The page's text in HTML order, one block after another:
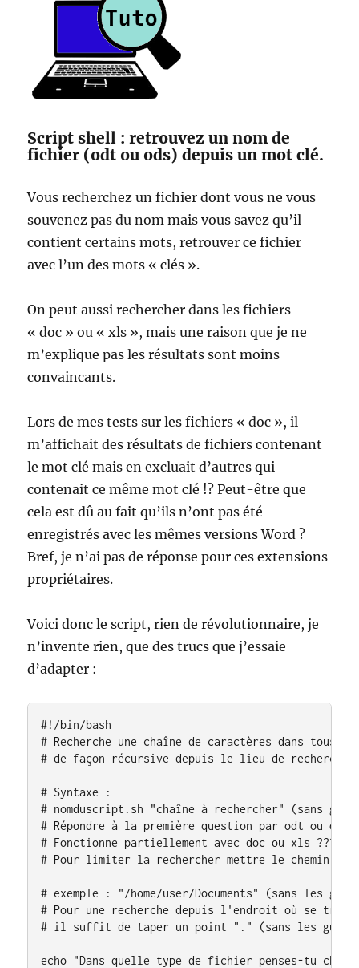
Script shell : retrouvez un nom de
fichier (odt ou ods) depuis un mot clé.
Vous recherchez un fichier dont vous ne vous
souvenez pas du nom mais vous savez qu’il
contient certains mots, retrouver ce fichier
avec l’un des mots « clés ».
On peut aussi rechercher dans les fichiers
« doc » ou « xls », mais une raison que je ne
m’explique pas les résultats sont moins
convaincants.
Lors de mes tests sur les fichiers « doc », il
m’affichait des résultats de fichiers contenant
le mot clé mais en excluait d’autres qui
contenait ce même mot clé !? Peut-être que
cela est dû au fait qu’ils n’ont pas été
enregistrés avec les mêmes versions Word ?
Bref, je n’ai pas de réponse pour ces extensions
propriétaires.
Voici donc le script, rien de révolutionnaire, je
n’invente rien, que des trucs que j’essaie
d’adapter :
#!/bin/bash
# Recherche une chaîne de caractères dans tous
# de façon récursive depuis le lieu de recherche.
# Syntaxe :
# nomduscript.sh "chaîne à rechercher" (sans
# Répondre à la première question par odt ou ods
# Fonctionne partiellement avec doc ou xls ????
# Pour limiter la rechercher mettre le chemin
# exemple : "/home/user/Documents" (sans les
# Pour une recherche depuis l'endroit où se
# il suffit de taper un point "." (sans les
echo "Dans quelle type de fichier penses-tu